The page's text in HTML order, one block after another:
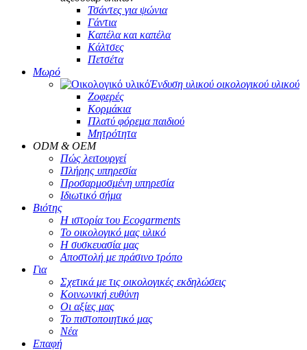
Τσάντες για ψώνια
Γάντια
Καπέλα και καπέλα
Κάλτσες
Πετσέτα
Μωρό
Ένδυση υλικού οικολογικού υλικού
Ζοφερές
Κορμάκια
Πλατύ φόρεμα παιδιού
Μητρότητα
ODM & OEM
Πώς λειτουργεί
Πλήρης υπηρεσία
Προσαρμοσμένη υπηρεσία
Ιδιωτικό σήμα
Βιότης
Η ιστορία του Ecogarments
Το οικολογικό μας υλικό
Η συσκευασία μας
Αποστολή με πράσινο τρόπο
Για
Σχετικά με τις οικολογικές εκδηλώσεις
Κοινωνική ευθύνη
Οι αξίες μας
Το πιστοποιητικό μας
Νέα
Επαφή